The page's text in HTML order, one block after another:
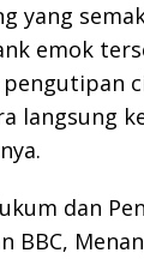
yang
emok
langsung
dan
BBC,